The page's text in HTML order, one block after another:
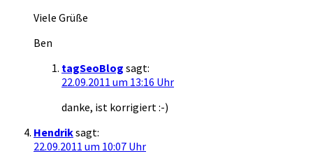
Viele Grüße
Ben
tagSeoBlog sagt:
22.09.2011 um 13:16 Uhr
danke, ist korrigiert :-)
Hendriksagt:
22.09.2011 um 10:07 Uhr